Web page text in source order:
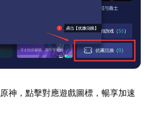
神，點擊對應遊戲圖標，暢享加速